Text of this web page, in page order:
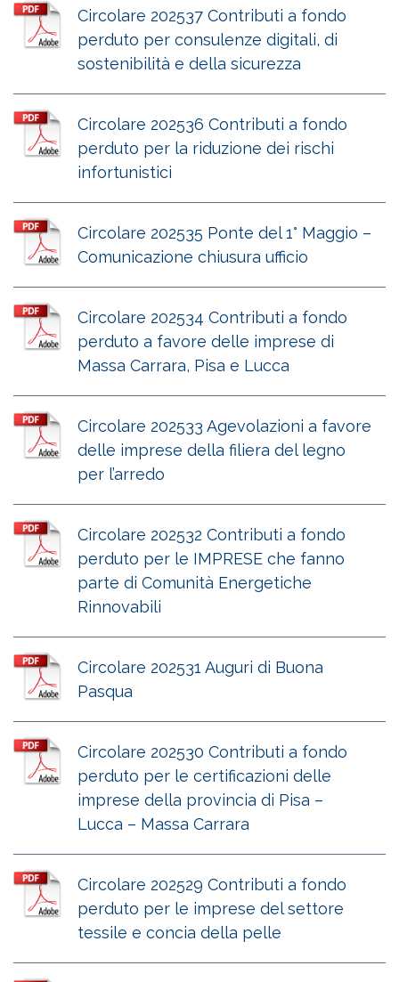
Circolare 202537 Contributi a fondo
perduto per consulenze digitali, di
sostenibilità e della sicurezza
Circolare 202536 Contributi a fondo
perduto per la riduzione dei rischi
infortunistici
Circolare 202535 Ponte del 1° Maggio –
Comunicazione chiusura ufficio
Circolare 202534 Contributi a fondo
perduto a favore delle imprese di
Massa Carrara, Pisa e Lucca
Circolare 202533 Agevolazioni a favore
delle imprese della filiera del legno
per l’arredo
Circolare 202532 Contributi a fondo
perduto per le IMPRESE che fanno
parte di Comunità Energetiche
Rinnovabili
Circolare 202531 Auguri di Buona
Pasqua
Circolare 202530 Contributi a fondo
perduto per le certificazioni delle
imprese della provincia di Pisa –
Lucca – Massa Carrara
Circolare 202529 Contributi a fondo
perduto per le imprese del settore
tessile e concia della pelle